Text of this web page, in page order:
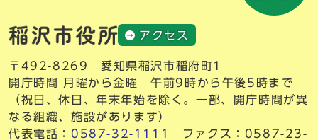
アクセス
〒492-8269 愛知県稲沢市稲府町1
開庁時間 月曜から金曜 午前9時から午後5時まで
（祝日、休日、年末年始を除く。一部、開庁時間が異
なる組織、施設があります）
代表電話： 0587-32-1111
ファクス：0587-23-